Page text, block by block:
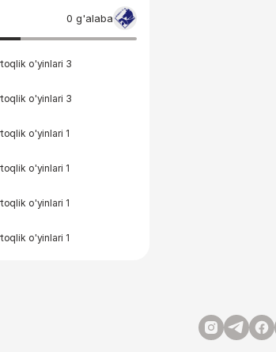
0 g'alaba
o'yinlari 3
o'yinlari 3
o'yinlari 1
o'yinlari 1
o'yinlari 1
o'yinlari 1